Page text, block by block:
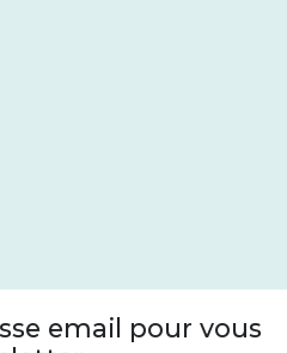
email pour vous